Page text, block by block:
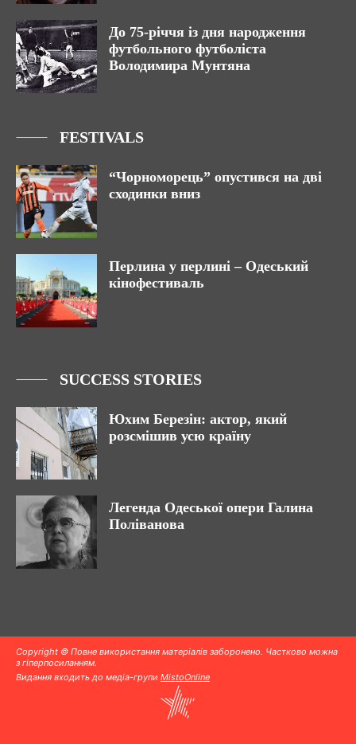
До 75-річчя із дня народження
футбольного футболіста
Володимира Мунтяна
FESTIVALS
“Чорноморець” опустився на дві
сходинки вниз
Перлина у перлині – Одеський
кінофестиваль
SUCCESS STORIES
Юхим Березін: актор, який
розсмішив усю країну
Легенда Одеської опери Галина
Поліванова
Copyright © Повне використання матеріалів заборонено. Частково можна
з гіперпосиланням.
Видання входить до медіа-групи MistoOnline